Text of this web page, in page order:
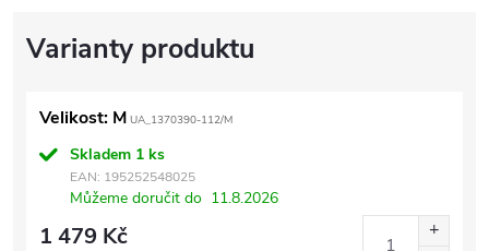
Velikost: M UA_1370390-112/M
Skladem 1 ks
EAN: 195252548025
Můžeme doručit do 11.8.2026
1 479 Kč